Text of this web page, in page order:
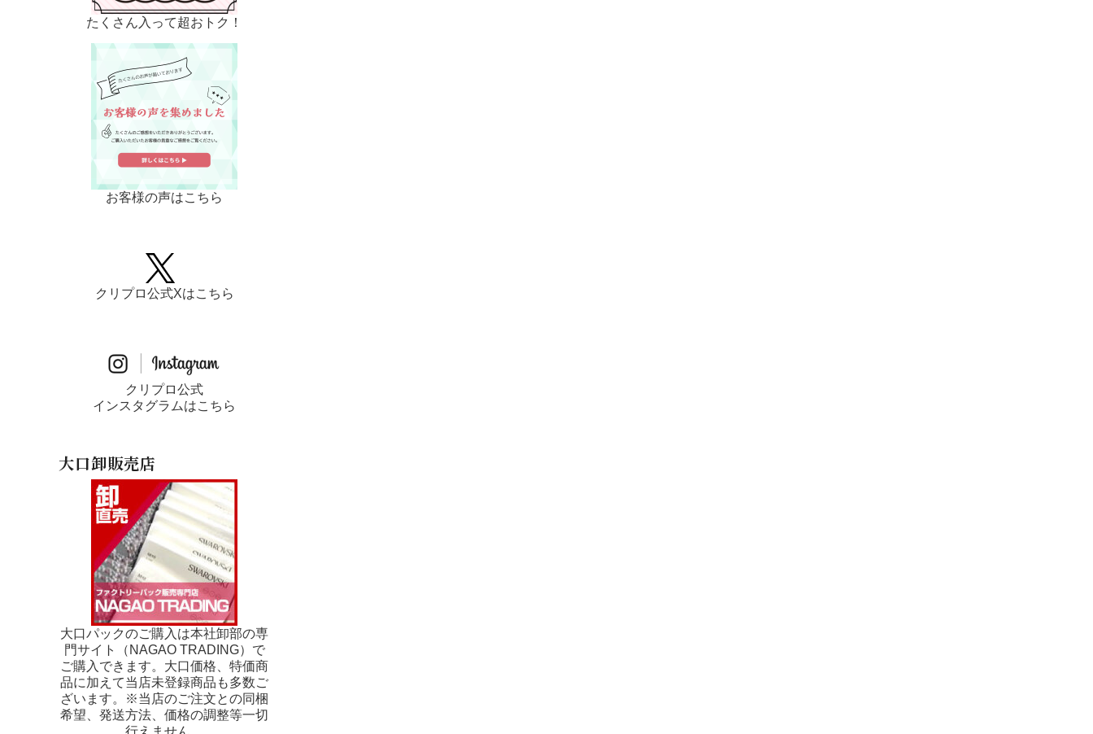
たくさん入って超おトク！
お客様の声はこちら
クリプロ公式Xはこちら
クリプロ公式
インスタグラムはこちら
大口卸販売店
大口パックのご購入は本社卸部の専
門サイト（NAGAO TRADING）で
ご購入できます。大口価格、特価商
品に加えて当店未登録商品も多数ご
ざいます。※当店のご注文との同梱
希望、発送方法、価格の調整等一切
行えません。